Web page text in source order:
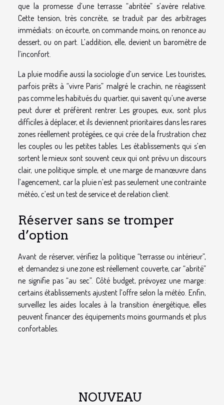
que la promesse d’une terrasse “abritée” s’avère relative.
Cette tension, très concrète, se traduit par des arbitrages
immédiats : on écourte, on commande moins, on renonce au
dessert, ou on part. L’addition, elle, devient un baromètre de
l’inconfort.
La pluie modifie aussi la sociologie d’un service. Les touristes,
parfois prêts à “vivre Paris” malgré le crachin, ne réagissent
pas comme les habitués du quartier, qui savent qu’une averse
peut durer et préfèrent rentrer. Les groupes, eux, sont plus
difficiles à déplacer, et ils deviennent prioritaires dans les rares
zones réellement protégées, ce qui crée de la frustration chez
les couples ou les petites tables. Les établissements qui s’en
sortent le mieux sont souvent ceux qui ont prévu un discours
clair, une politique simple, et une marge de manœuvre dans
l’agencement, car la pluie n’est pas seulement une contrainte
météo, c’est un test de service et de relation client.
Réserver sans se tromper
d’option
Avant de réserver, vérifiez la politique “terrasse ou intérieur”,
et demandez si une zone est réellement couverte, car “abrité”
ne signifie pas “au sec”. Côté budget, prévoyez une marge :
certains établissements ajustent l’offre selon la météo. Enfin,
surveillez les aides locales à la transition énergétique, elles
peuvent financer des équipements moins gourmands et plus
confortables.
NOUVEAU